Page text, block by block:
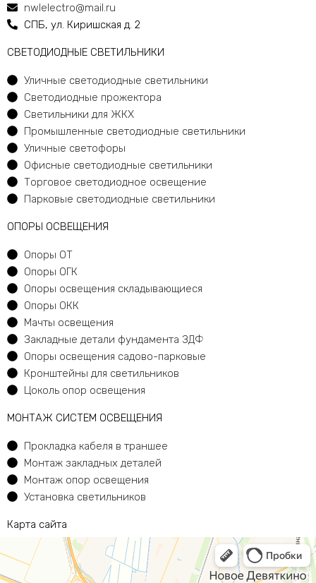
nwlelectro@mail.ru
СПБ, ул. Киришская д. 2
CВЕТОДИОДНЫЕ СВЕТИЛЬНИКИ
Уличные светодиодные светильники
Светодиодные прожектора
Светильники для ЖКХ
Промышленные светодиодные светильники
Уличные светофоры
Офисные светодиодные светильники
Торговое светодиодное освещение
Парковые светодиодные светильники
ОПОРЫ ОСВЕЩЕНИЯ
Опоры ОТ
Опоры ОГК
Опоры освещения складывающиеся
Опоры ОКК
Мачты освещения
Закладные детали фундамента ЗДФ
Опоры освещения садово-парковые
Кронштейны для светильников
Цоколь опор освещения
МОНТАЖ СИСТЕМ ОСВЕЩЕНИЯ
Прокладка кабеля в траншее
Монтаж закладных деталей
Монтаж опор освещения
Установка светильников
Карта сайта